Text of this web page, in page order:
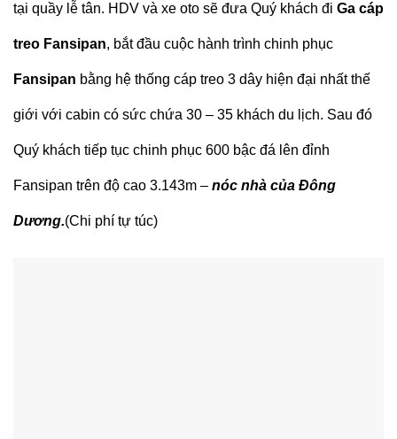
tại quầy lễ tân. HDV và xe oto sẽ đưa Quý khách đi Ga cáp
treo Fansipan, bắt đầu cuộc hành trình chinh phục
Fansipan bằng hệ thống cáp treo 3 dây hiện đại nhất thế
giới với cabin có sức chứa 30 – 35 khách du lịch. Sau đó
Quý khách tiếp tục chinh phục 600 bậc đá lên đỉnh
Fansipan trên độ cao 3.143m – nóc nhà của Đông
Dương.(Chi phí tự túc)